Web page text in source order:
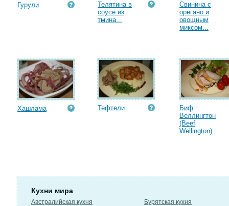
Гурули
Телятина в
соусе из
тмина...
Свинина с
орегано и
овощным
миксом...
Хашлама Тефтели
Биф
Веллингтон
(Beef
Wellington)...
Кухни мира
Австралийская кухня
Бурятская кухня